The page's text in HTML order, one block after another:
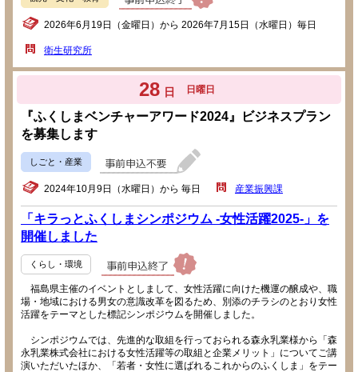
2026年6月19日（金曜日）から 2026年7月15日（水曜日）毎日
衛生研究所
28 日 日曜日
『ふくしまベンチャーアワード2024』ビジネスプラン
を募集します
しごと・産業
2024年10月9日（水曜日）から 毎日 産業振興課
「キラっとふくしまシンポジウム -女性活躍2025-」を
開催しました
くらし・環境
福島県主催のイベントとしまして、女性活躍に向けた機運の醸成や、職
場・地域における男女の意識改革を図るため、別添のチラシのとおり女性
活躍をテーマとした標記シンポジウムを開催しました。
シンポジウムでは、先進的な取組を行っておられる森永乳業様から「森
永乳業株式会社における女性活躍等の取組と企業メリット」についてご講
演いただいたほか、「若者・女性に選ばれるこれからのふくしま」をテー